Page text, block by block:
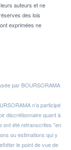
auteurs et ne
des lois
exprimées ne
par BOURSORAMA
n'a participé
discrétionnaire quant à
ont été retranscrites "en
ou estimations qui y
le point de vue de